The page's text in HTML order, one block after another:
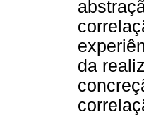
da